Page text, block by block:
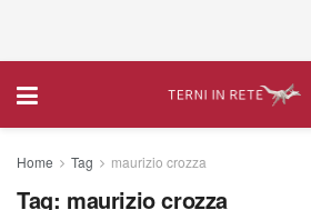
Home Tag maurizio crozza
Tag: maurizio crozza